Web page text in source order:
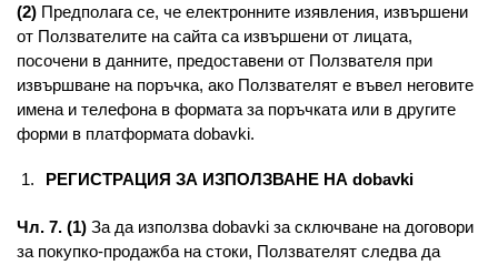
(2) Предполага се, че електронните изявления, извършени
от Ползвателите на сайта са извършени от лицата,
посочени в данните, предоставени от Ползвателя при
извършване на поръчка, ако Ползвателят е въвел неговите
имена и телефона в формата за поръчката или в другите
форми в платформата dobavki.
РЕГИСТРАЦИЯ ЗА ИЗПОЛЗВАНЕ НА dobavki
Чл. 7. (1) За да използва dobavki за сключване на договори
за покупко-продажба на стоки, Ползвателят следва да